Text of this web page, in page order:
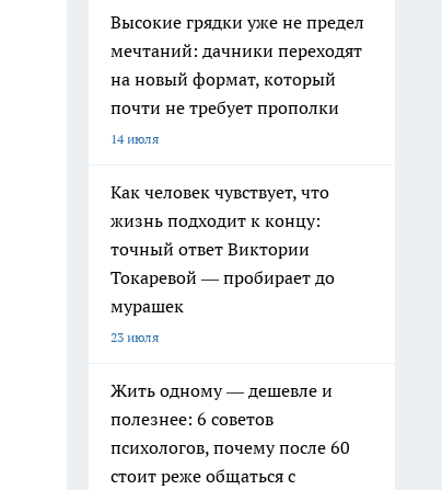
Высокие грядки уже не предел
мечтаний: дачники переходят
на новый формат, который
почти не требует прополки
14 июля
Как человек чувствует, что
жизнь подходит к концу:
точный ответ Виктории
Токаревой — пробирает до
мурашек
23 июля
Жить одному — дешевле и
полезнее: 6 советов
психологов, почему после 60
стоит реже общаться с